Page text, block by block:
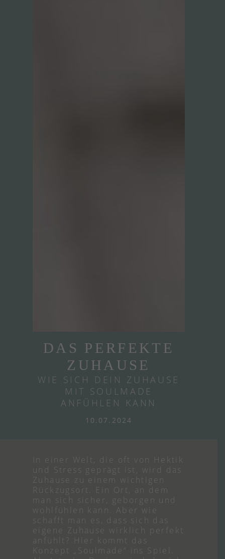
DAS PERFEKTE
ZUHAUSE
WIE SICH DEIN ZUHAUSE
MIT SOULMADE
ANFÜHLEN KANN
10.07.2024
In einer Welt, die oft von Hektik
und Stress geprägt ist, wird das
Zuhause zu einem wichtigen
Rückzugsort. Ein Ort, an dem
man sich sicher, geborgen und
wohlfühlen kann. Aber wie
schafft man es, dass sich das
eigene Zuhause wirklich perfekt
anfühlt? Hier kommt das
Konzept „Soulmade“ ins Spiel.